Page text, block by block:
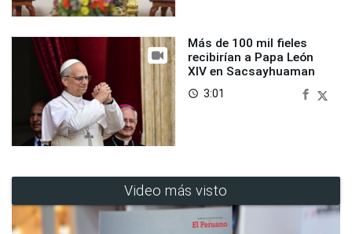
Más de 100 mil fieles
recibirían a Papa León
XIV en Sacsayhuaman
access_time 3:01
Video más visto